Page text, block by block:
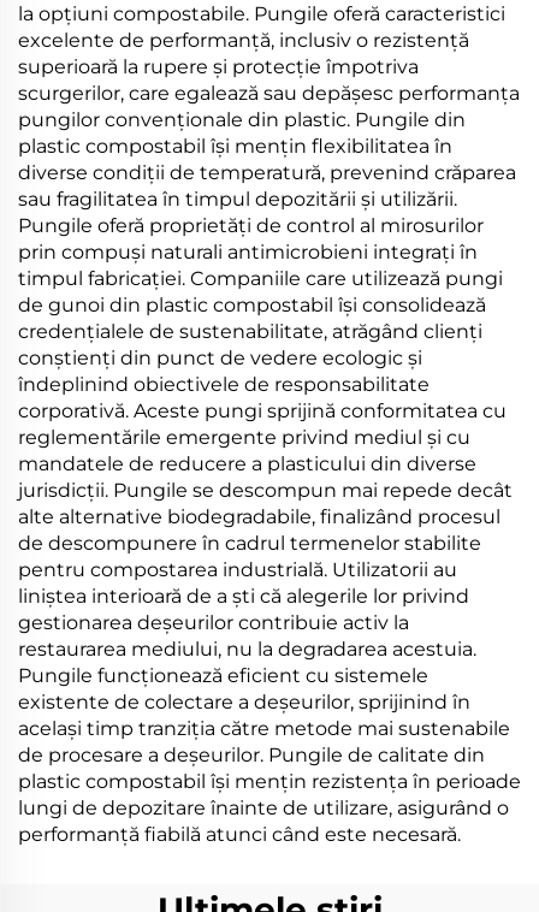
la opțiuni compostabile. Pungile oferă caracteristici
excelente de performanță, inclusiv o rezistență
superioară la rupere și protecție împotriva
scurgerilor, care egalează sau depășesc performanța
pungilor convenționale din plastic. Pungile din
plastic compostabil își mențin flexibilitatea în
diverse condiții de temperatură, prevenind crăparea
sau fragilitatea în timpul depozitării și utilizării.
Pungile oferă proprietăți de control al mirosurilor
prin compuși naturali antimicrobieni integrați în
timpul fabricației. Companiile care utilizează pungi
de gunoi din plastic compostabil își consolidează
credențialele de sustenabilitate, atrăgând clienți
conștienți din punct de vedere ecologic și
îndeplinind obiectivele de responsabilitate
corporativă. Aceste pungi sprijină conformitatea cu
reglementările emergente privind mediul și cu
mandatele de reducere a plasticului din diverse
jurisdicții. Pungile se descompun mai repede decât
alte alternative biodegradabile, finalizând procesul
de descompunere în cadrul termenelor stabilite
pentru compostarea industrială. Utilizatorii au
liniștea interioară de a ști că alegerile lor privind
gestionarea deșeurilor contribuie activ la
restaurarea mediului, nu la degradarea acestuia.
Pungile funcționează eficient cu sistemele
existente de colectare a deșeurilor, sprijinind în
același timp tranziția către metode mai sustenabile
de procesare a deșeurilor. Pungile de calitate din
plastic compostabil își mențin rezistența în perioade
lungi de depozitare înainte de utilizare, asigurând o
performanță fiabilă atunci când este necesară.